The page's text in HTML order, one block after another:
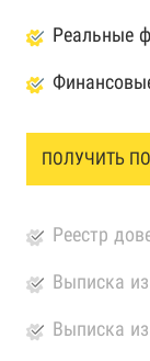
Реальные
ПОЛУЧИТЬ
Реестр
Выписка
Выписка